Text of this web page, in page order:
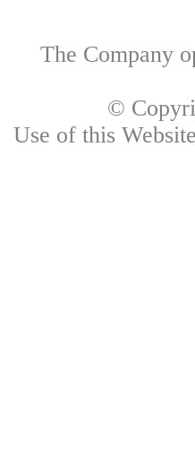
The Company
©
Use of this